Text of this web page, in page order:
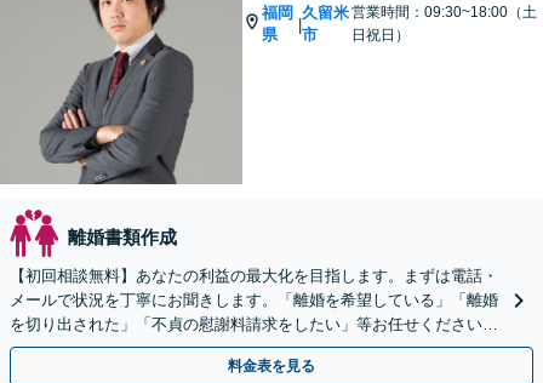
福岡
県
|
久留米
市
営業時間：09:30~18:00（土
日祝日）
離婚書類作成
【初回相談無料】あなたの利益の最大化を目指します。まずは電話・
メールで状況を丁寧にお聞きします。「離婚を希望している」「離婚
を切り出された」「不貞の慰謝料請求をしたい」等お任せください。
【リーズナブルな料金設定】
料金表を見る